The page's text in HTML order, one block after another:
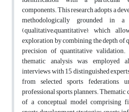
components. This research adopts a
methodologically grounded in a
(qualitative–quantitative), which
exploration by combining the depth
precision of quantitative
thematic analysis was employed
interviews with 15 distinguished
from selected sports federations,
professional sports planners.
of a conceptual model comprising